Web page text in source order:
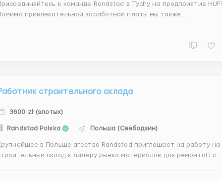
к команде Randstad в Tychy на предприятие HUF!
привлекательной заработной платы мы также
занимается изготовлением мелких делателей,
строительного склада
3600 zł (злотых)
Randstad Polska Польша (Свебодзин)
в Польше агество Randstad приглашает на работу на
склад к лидеру рынка материалов для ремонта! Если